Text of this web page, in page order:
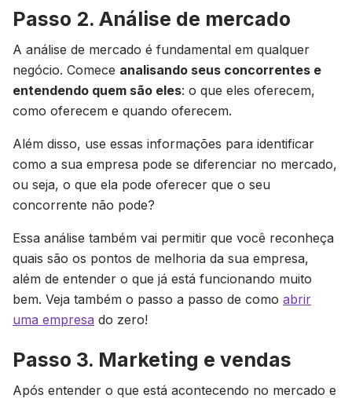
Passo 2. Análise de mercado
A análise de mercado é fundamental em qualquer
negócio. Comece analisando seus concorrentes e
entendendo quem são eles: o que eles oferecem,
como oferecem e quando oferecem.
Além disso, use essas informações para identificar
como a sua empresa pode se diferenciar no mercado,
ou seja, o que ela pode oferecer que o seu
concorrente não pode?
Essa análise também vai permitir que você reconheça
quais são os pontos de melhoria da sua empresa,
além de entender o que já está funcionando muito
bem. Veja também o passo a passo de como abrir
uma empresa do zero!
Passo 3. Marketing e vendas
Após entender o que está acontecendo no mercado e